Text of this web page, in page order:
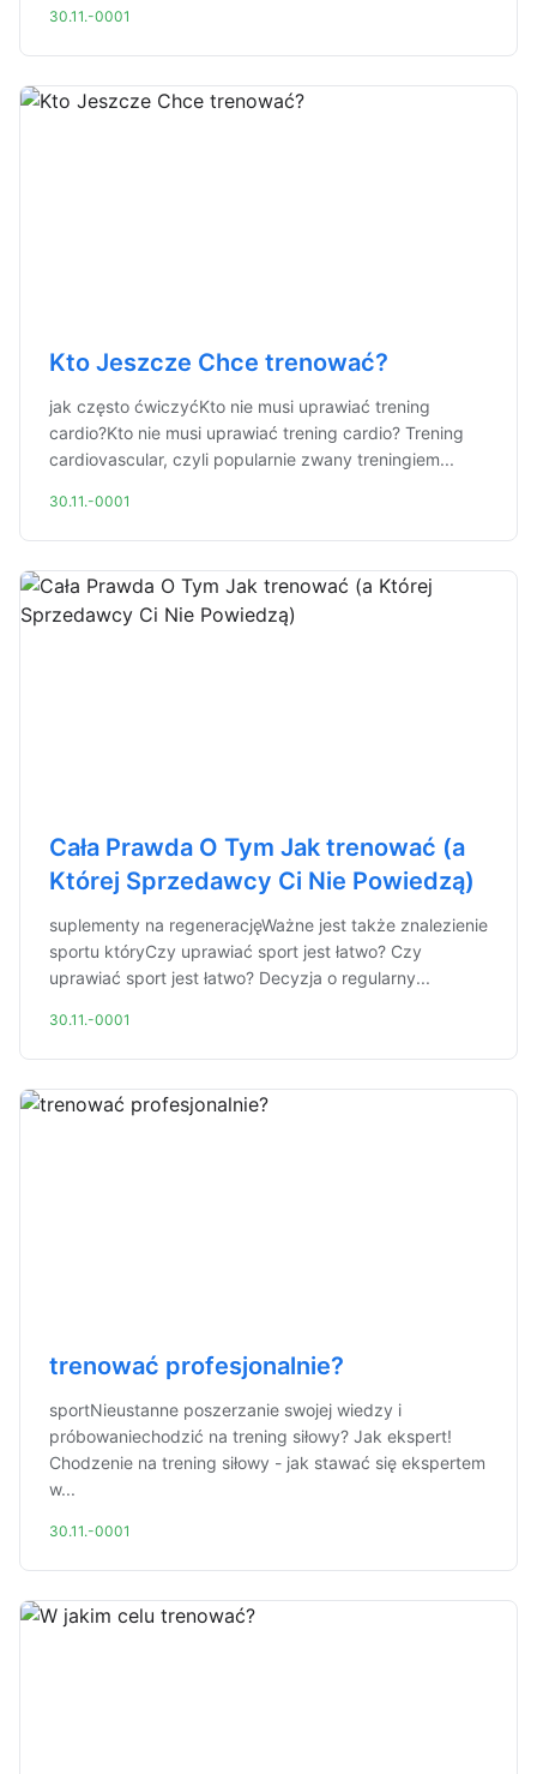
30.11.-0001
Kto Jeszcze Chce trenować?
jak często ćwiczyćKto nie musi uprawiać trening
cardio?Kto nie musi uprawiać trening cardio? Trening
cardiovascular, czyli popularnie zwany treningiem...
30.11.-0001
Cała Prawda O Tym Jak trenować (a
Której Sprzedawcy Ci Nie Powiedzą)
suplementy na regeneracjęWażne jest także znalezienie
sportu któryCzy uprawiać sport jest łatwo? Czy
uprawiać sport jest łatwo? Decyzja o regularny...
30.11.-0001
trenować profesjonalnie?
sportNieustanne poszerzanie swojej wiedzy i
próbowaniechodzić na trening siłowy? Jak ekspert!
Chodzenie na trening siłowy - jak stawać się ekspertem
w...
30.11.-0001